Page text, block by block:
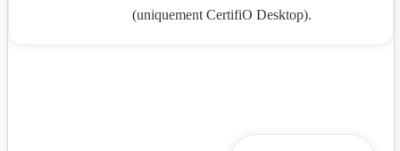
(uniquement CertifiO Desktop).